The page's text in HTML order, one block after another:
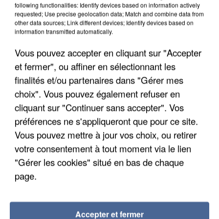
APRÈS TOUTES CES CANICULES, LES REFUGES
DE FAUNE SAUVAGE SONT...
following functionalities: Identify devices based on information actively
requested; Use precise geolocation data; Match and combine data from
other data sources; Link different devices; Identify devices based on
information transmitted automatically.
Vous pouvez accepter en cliquant sur "Accepter
et fermer", ou affiner en sélectionnant les
finalités et/ou partenaires dans "Gérer mes
choix". Vous pouvez également refuser en
cliquant sur "Continuer sans accepter". Vos
préférences ne s'appliqueront que pour ce site.
Vous pouvez mettre à jour vos choix, ou retirer
votre consentement à tout moment via le lien
"Gérer les cookies" situé en bas de chaque
page.
Accepter et fermer